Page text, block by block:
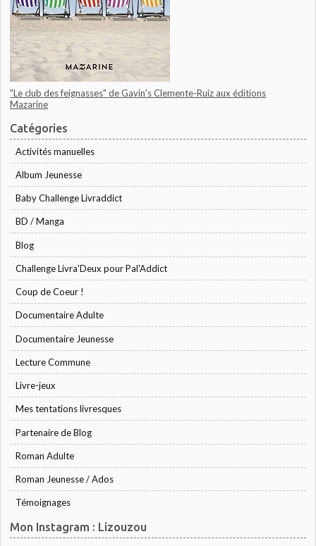
"Le club des feignasses" de Gavin's Clemente-Ruiz aux éditions
Mazarine
Catégories
Activités manuelles
Album Jeunesse
Baby Challenge Livraddict
BD / Manga
Blog
Challenge Livra'Deux pour Pal'Addict
Coup de Coeur !
Documentaire Adulte
Documentaire Jeunesse
Lecture Commune
Livre-jeux
Mes tentations livresques
Partenaire de Blog
Roman Adulte
Roman Jeunesse / Ados
Témoignages
Mon Instagram : Lizouzou